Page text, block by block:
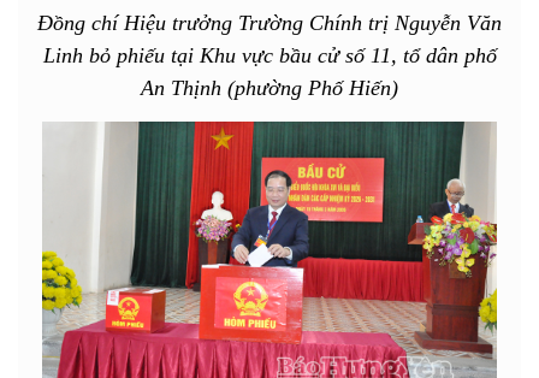
Đồng chí Hiệu trưởng Trường Chính trị Nguyễn Văn
Linh bỏ phiếu tại Khu vực bầu cử số 11, tổ dân phố
An Thịnh (phường Phố Hiến)